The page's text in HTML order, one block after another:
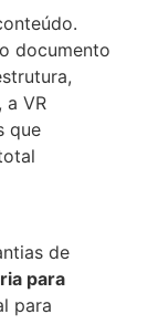
documento
a VR
que
de
para
para